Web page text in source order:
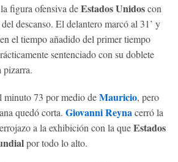
figura ofensiva deEstados Unidoscon
descanso. El delantero marcó al 31’ y
el tiempo añadido del primer tiempo
sentenciado con su doblete
pizarra.
minuto 73 por medio deMauricio, pero
quedó corta. Giovanni Reynacerró la
a la exhibición con la queEstados
por todo lo alto.